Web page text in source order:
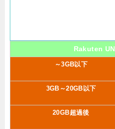
Rakuten
～3GB以下
3GB～20GB以下
20GB超過後